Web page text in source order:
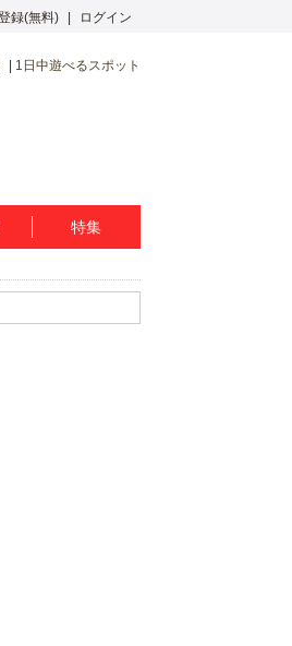
録(無料) ログイン
1日中遊べるスポット
特集